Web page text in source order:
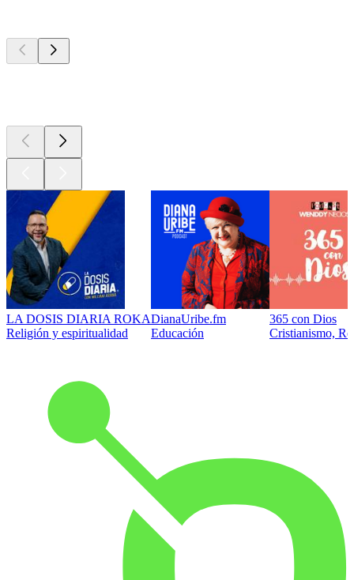
LA DOSIS DIARIA ROKA
Religión y espiritualidad
DianaUribe.fm
Educación
365 con Dios
Cristianismo,